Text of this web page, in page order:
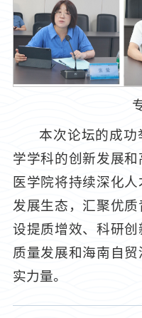
本次论坛的成
学学科的创新发展
医学院将持续深化
发展生态，汇聚优
设提质增效、科研
质量发展和海南自
实力量。